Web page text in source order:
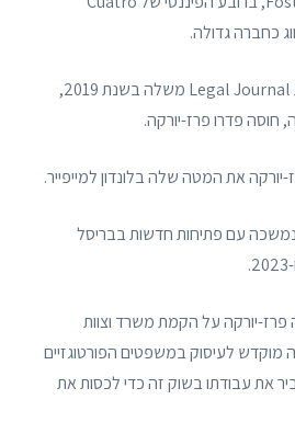
המשרד החל לפרסם את Legal Journal משלה בשנת 2019,
פדרו פרז-יורקה.
עם פתיחות חדשות בבריסל
הודיעה פרז-יורקה על הקמת משרד וצוות
מוקדש לעיסוק במשפטים הפורטוגזיים
את עבודתו בשוק זה כדי לכסות את